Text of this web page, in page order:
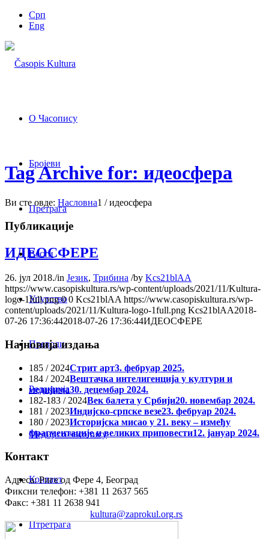
Срп
Eng
О Часопису
Бројеви
Претрага
Вести
Упутство
Преводи
Редакција
Медији о часопису
Контакт
Птретрага
Tag Archive for: идеосфера
Ви сте овде: Насловна1 / идеосфера
Публикације
ИДЕОСФЕРЕ
26. јул 2018./in Језик, Трибина /by Kcs21blAA
https://www.casopiskultura.rs/wp-content/uploads/2021/11/Kultura-
logo-1full.png 0 0 Kcs21blAA https://www.casopiskultura.rs/wp-
content/uploads/2021/11/Kultura-logo-1full.png Kcs21blAA2018-
07-26 17:36:442018-07-26 17:36:44ИДЕОСФЕРЕ
Најновија издања
185 / 2024Стрит арт3. фебруар 2025.
184 / 2024Вештачка интелигенција у култури и
медијима30. децембар 2024.
182-183 / 2024Век балета у Србији20. новембар 2024.
181 / 2023Индијско-српске везе23. фебруар 2024.
180 / 2023Историјска мисао у 21. веку – између
фрагментације и великих приповести12. јануар 2024.
Контакт
Адреса: Риге од Фере 4, Београд
Фиксни телефон: +381 11 2637 565
Факс: +381 11 2638 941
kultura@zaprokul.org.rs